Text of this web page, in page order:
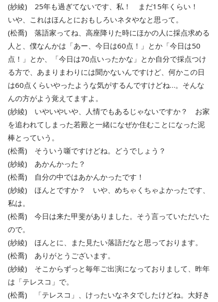
(紗綾) 25年も過ぎてないです、私！ まだ15年くらい！
いや、これはほんとにおもしろいネタやなと思って。
(松喬) 落語家ってね、高座降りた時にほかの人に採点求める
人と、僕なんかは「あー、今日は60点！」とか「今日は50
点！」とか、「今日は70点いったかな」とか自分で採点つけ
る方で、あまりまわりには聞かないんですけど、何かこの日
は60点くらいやったような気がするんですけどね…。そんな
んの方がよう覚えてますよ。
(紗綾) いやいやいや、人情でもあるじゃないですか？ お家
を追われてしまった若殿と一緒になぜか住むことになった泥
棒とっていう。
(松喬) そういう噺ですけどね。どうでしょう？
(紗綾) あかんかった？
(松喬) 自分の中ではあかんかったです！
(紗綾) ほんとですか？ いや、めちゃくちゃよかったです、
私は。
(松喬) 今日は来た甲斐がありました。そう言っていただいた
ので。
(紗綾) ほんとに、また見たい落語だなと思っております。
(松喬) ありがとうございます。
(紗綾) そこからずっと毎年ご出演になっておりまして、昨年
は「テレスコ」で。
(松喬) 「テレスコ」、けったいなネタでしたけどね。大好き